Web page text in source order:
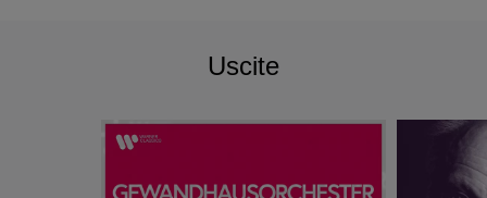
Uscite